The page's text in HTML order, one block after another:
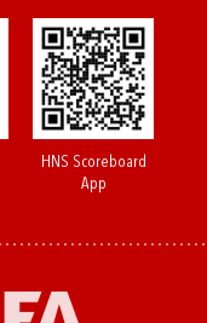
HNS Scoreboard
App